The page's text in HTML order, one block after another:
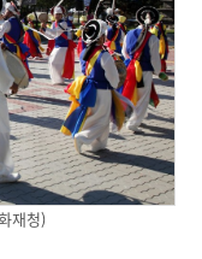
재청)